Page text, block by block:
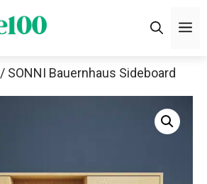
/ SONNI Bauernhaus Sideboard